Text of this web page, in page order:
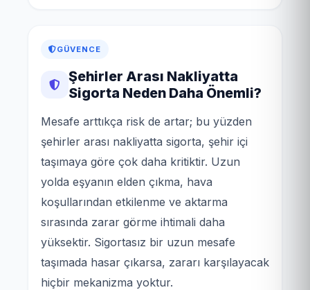
GÜVENCE
Şehirler Arası Nakliyatta
Sigorta Neden Daha Önemli?
Mesafe arttıkça risk de artar; bu yüzden
şehirler arası nakliyatta sigorta, şehir içi
taşımaya göre çok daha kritiktir. Uzun
yolda eşyanın elden çıkma, hava
koşullarından etkilenme ve aktarma
sırasında zarar görme ihtimali daha
yüksektir. Sigortasız bir uzun mesafe
taşımada hasar çıkarsa, zararı karşılayacak
hiçbir mekanizma yoktur.